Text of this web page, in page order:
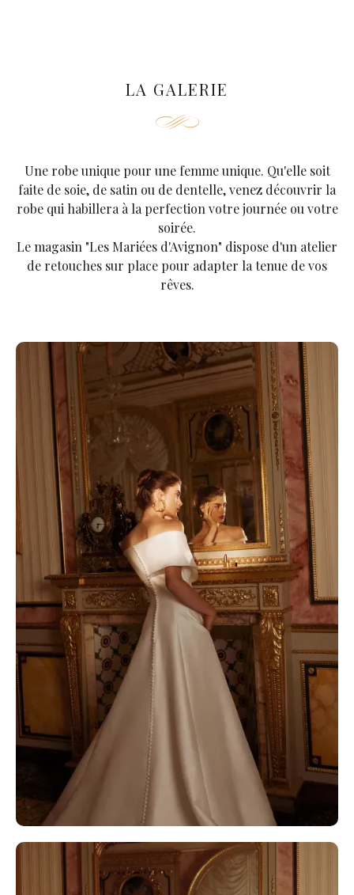
LA GALERIE
Une robe unique pour une femme unique. Qu'elle soit
faite de soie, de satin ou de dentelle, venez découvrir la
robe qui habillera à la perfection votre journée ou votre
soirée.
Le magasin "Les Mariées d'Avignon" dispose d'un atelier
de retouches sur place pour adapter la tenue de vos
rêves.